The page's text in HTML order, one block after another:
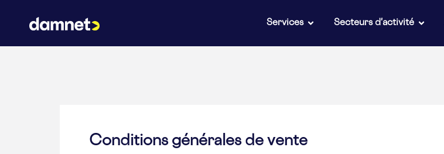
Services Secteurs d'activité
Conditions générales de vente